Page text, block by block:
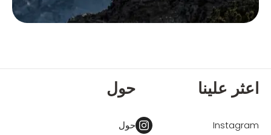
اعثر علينا
Instagram
حول
حول